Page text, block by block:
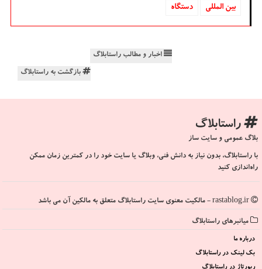
بین المللی
دستگاه
اخبار و مطالب راستابلاگ
بازگشت به راستابلاگ
راستابلاگ
بلاگ عمومی و سایت ساز
با راستابلاگ، بدون نیاز به دانش فنی، وبلاگ یا سایت خود را در کمترین زمان ممکن
راه‌اندازی کنید
میانبرهای راستابلاگ
درباره ما
بک لینک در راستابلاگ
رپورتاژ در راستابلاگ